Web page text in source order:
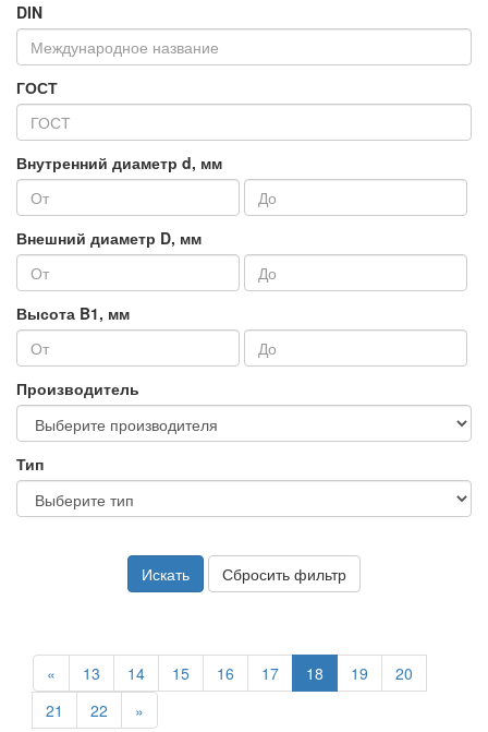
DIN
ГОСТ
Внутренний диаметр d, мм
Внешний диаметр D, мм
Высота B1, мм
Производитель
Тип
Искать Сбросить фильтр
« 13 14 15 16 17 18 19
20
21
22 »